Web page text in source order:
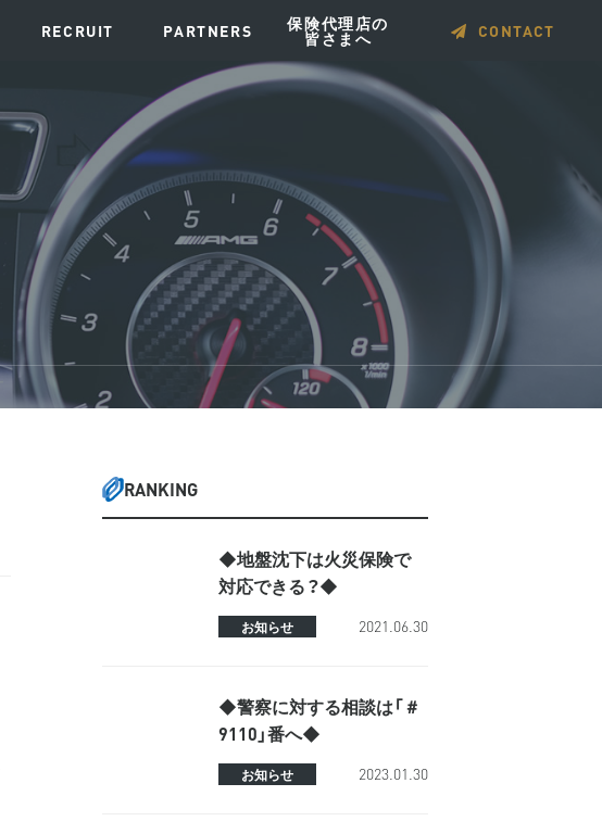
RECRUIT PARTNERS 保険代理店の
皆さまへ CONTACT
RANKING
◆地盤沈下は火災保険で
対応できる？◆
お知らせ 2021.06.30
◆警察に対する相談は「＃
9110」番へ◆
お知らせ 2023.01.30